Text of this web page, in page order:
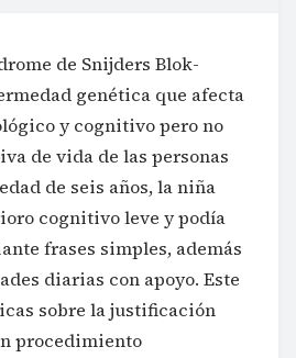
de Snijders Blok-
genética que afecta
y cognitivo pero no
de vida de las personas
de seis años, la niña
cognitivo leve y podía
frases simples, además
diarias con apoyo. Este
sobre la justificación
procedimiento